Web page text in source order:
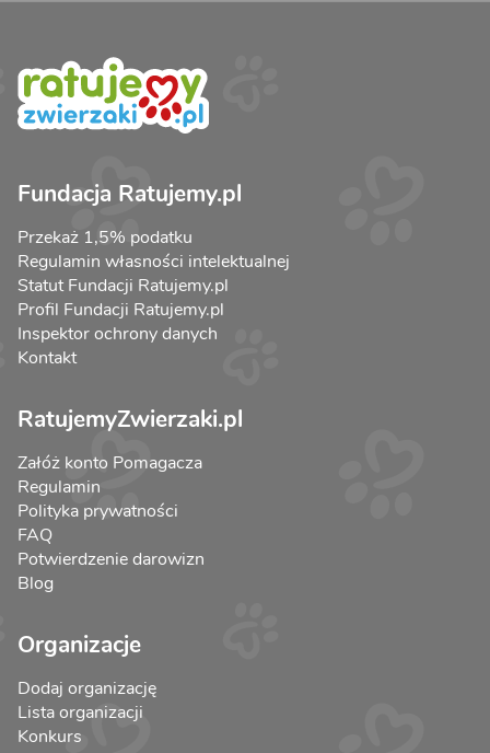
Fundacja Ratujemy.pl
Przekaż 1,5% podatku
Regulamin własności intelektualnej
Statut Fundacji Ratujemy.pl
Profil Fundacji Ratujemy.pl
Inspektor ochrony danych
Kontakt
RatujemyZwierzaki.pl
Załóż konto Pomagacza
Regulamin
Polityka prywatności
FAQ
Potwierdzenie darowizn
Blog
Organizacje
Dodaj organizację
Lista organizacji
Konkurs